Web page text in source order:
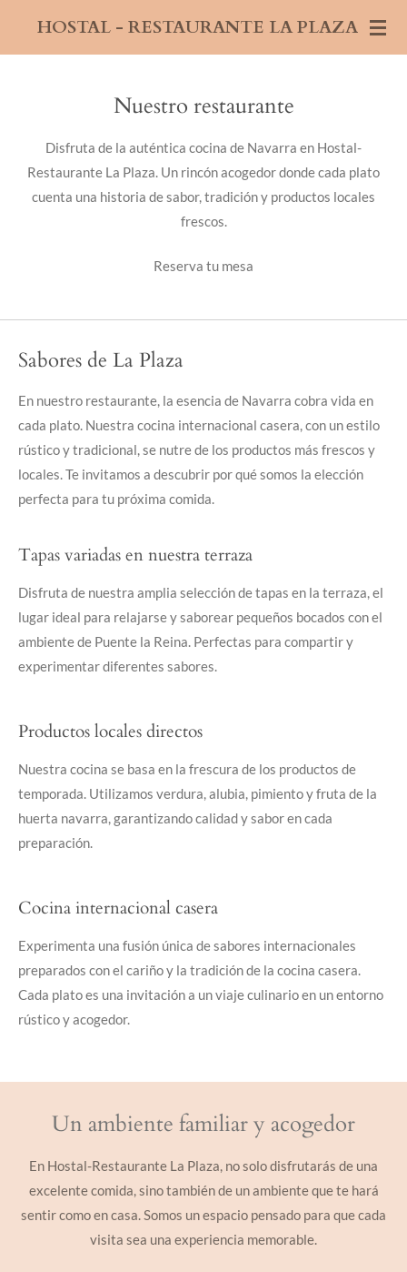
HOSTAL - RESTAURANTE LA PLAZA
Nuestro restaurante
Disfruta de la auténtica cocina de Navarra en Hostal-
Restaurante La Plaza. Un rincón acogedor donde cada plato
cuenta una historia de sabor, tradición y productos locales
frescos.
Reserva tu mesa
Sabores de La Plaza
En nuestro restaurante, la esencia de Navarra cobra vida en
cada plato. Nuestra cocina internacional casera, con un estilo
rústico y tradicional, se nutre de los productos más frescos y
locales. Te invitamos a descubrir por qué somos la elección
perfecta para tu próxima comida.
Tapas variadas en nuestra terraza
Disfruta de nuestra amplia selección de tapas en la terraza, el
lugar ideal para relajarse y saborear pequeños bocados con el
ambiente de Puente la Reina. Perfectas para compartir y
experimentar diferentes sabores.
Productos locales directos
Nuestra cocina se basa en la frescura de los productos de
temporada. Utilizamos verdura, alubia, pimiento y fruta de la
huerta navarra, garantizando calidad y sabor en cada
preparación.
Cocina internacional casera
Experimenta una fusión única de sabores internacionales
preparados con el cariño y la tradición de la cocina casera.
Cada plato es una invitación a un viaje culinario en un entorno
rústico y acogedor.
Un ambiente familiar y acogedor
En Hostal-Restaurante La Plaza, no solo disfrutarás de una
excelente comida, sino también de un ambiente que te hará
sentir como en casa. Somos un espacio pensado para que cada
visita sea una experiencia memorable.